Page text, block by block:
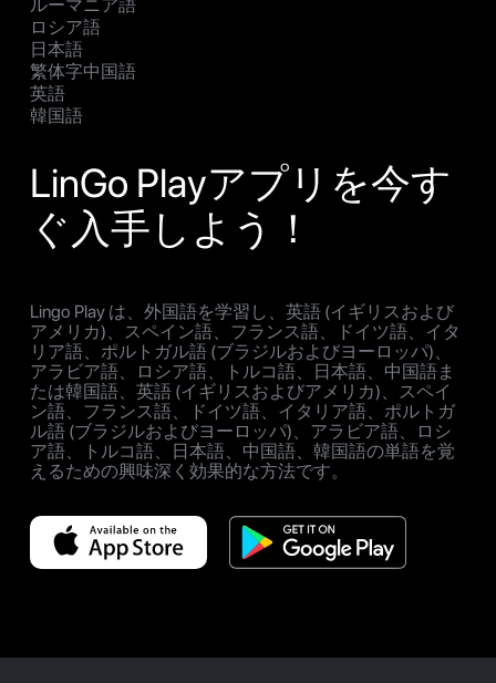
ルーマニア語
ロシア語
日本語
繁体字中国語
英語
韓国語
LinGo Playアプリを今す
ぐ入手しよう！
Lingo Play は、外国語を学習し、英語 (イギリスおよび
アメリカ)、スペイン語、フランス語、ドイツ語、イタ
リア語、ポルトガル語 (ブラジルおよびヨーロッパ)、
アラビア語、ロシア語、トルコ語、日本語、中国語ま
たは韓国語、英語 (イギリスおよびアメリカ)、スペイ
ン語、フランス語、ドイツ語、イタリア語、ポルトガ
ル語 (ブラジルおよびヨーロッパ)、アラビア語、ロシ
ア語、トルコ語、日本語、中国語、韓国語の単語を覚
えるための興味深く効果的な方法です。